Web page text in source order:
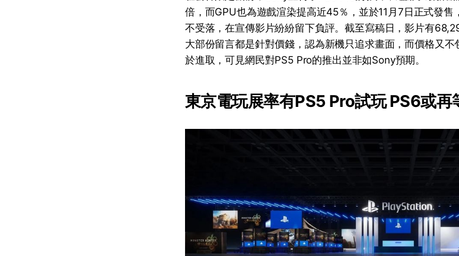
倍，而GPU也為遊戲渲染提高近45％，並於11月7日正式發
不受落，在宣傳影片紛紛留下負評。截至寫稿日，影片有
大部份留言都是針對價錢，認為新機只追求畫面，而價格又
於進取，可見網民對PS5 Pro的推出並非如Sony預期。
東京電玩展率有PS5 Pro試玩 PS6或再